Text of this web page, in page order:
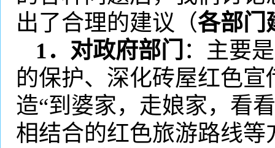
出了合理的建议（各部门
1．对政府部门 ：主要
的保护、深化砖屋红色
造“到婆家，走娘家，看
相结合的红色旅游路线等